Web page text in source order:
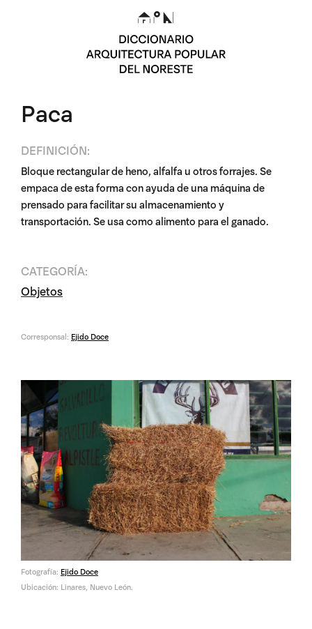
Paca
DEFINICIÓN:
Bloque rectangular de heno, alfalfa u otros forrajes. Se
empaca de esta forma con ayuda de una máquina de
prensado para facilitar su almacenamiento y
transportación. Se usa como alimento para el ganado.
CATEGORÍA:
Objetos
Corresponsal: Ejido Doce
Fotografía: Ejido Doce
Ubicación: Linares, Nuevo León.